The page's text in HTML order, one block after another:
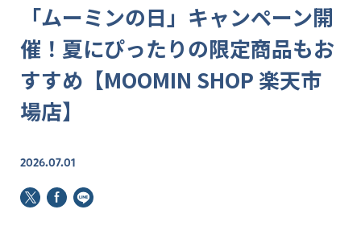
「ムーミンの日」キャンペーン開
催！夏にぴったりの限定商品もお
すすめ【MOOMIN SHOP 楽天市
場店】
2026.07.01